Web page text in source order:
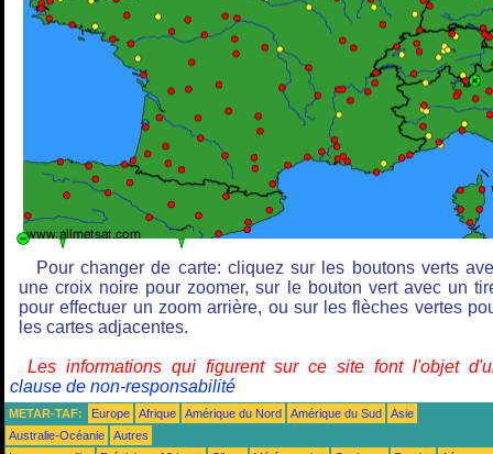
Pour changer de carte: cliquez sur les boutons verts
une croix noire pour zoomer, sur le bouton vert avec un
pour effectuer un zoom arrière, ou sur les flèches vertes
les cartes adjacentes.
Les informations qui figurent sur ce site font l'objet
clause de non-responsabilité
METAR-TAF: Europe Afrique Amérique du Nord Amérique du Sud
Asie
Australie-Océanie
Autres